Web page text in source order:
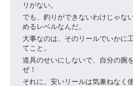
リがない。
でも、釣りができないわけじゃな
めるレベルなんだ。
大事なのは、そのリールでいかに
てこと。
道具のせいにしないで、自分の腕
ぜ！
それに、安いリールは気兼ねなく